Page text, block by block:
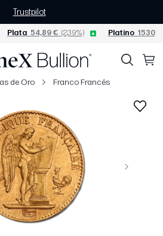
Trustpilot
Plata 54,89 € (2,39%) Platino
de Oro Franco Francés
Siguiente